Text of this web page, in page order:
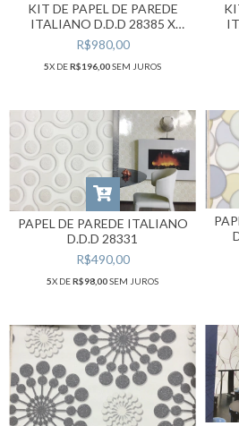
KIT DE PAPEL DE PAREDE
ITALIANO D.D.D 28385 X
28301 X 28384
R$980,00
5X DER$196,00SEM JUROS
PAPEL DE PAREDE ITALIANO
D.D.D 28331
R$490,00
5X DER$98,00SEM JUROS